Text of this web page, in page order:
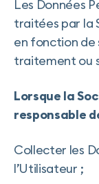
Les Données
traitées par la
en fonction de
traitement ou
Lorsque la
responsable
Collecter les
l’Utilisateur ;